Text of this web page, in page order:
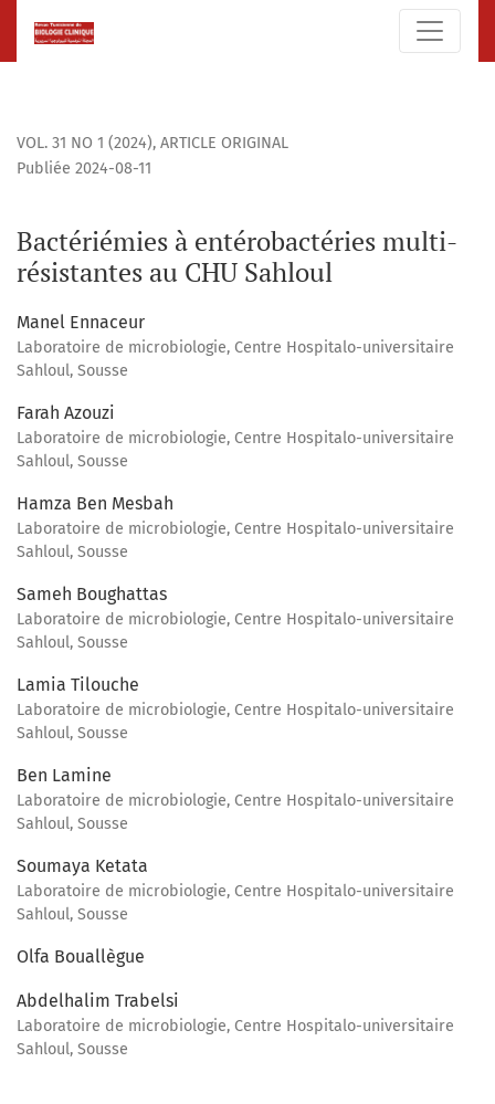
Bactériémies à entérobactéries multi-résistantes au CHU
VOL. 31 NO 1 (2024), ARTICLE ORIGINAL
Bactériémies à entérobactéries multi-
résistantes au CHU Sahloul
Publiée 2024-08-11
Manel Ennaceur
Laboratoire de microbiologie, Centre Hospitalo-universitaire
Sahloul, Sousse
Farah Azouzi
Laboratoire de microbiologie, Centre Hospitalo-universitaire
Sahloul, Sousse
Hamza Ben Mesbah
Laboratoire de microbiologie, Centre Hospitalo-universitaire
Sahloul, Sousse
Sameh Boughattas
Laboratoire de microbiologie, Centre Hospitalo-universitaire
Sahloul, Sousse
Lamia Tilouche
Laboratoire de microbiologie, Centre Hospitalo-universitaire
Sahloul, Sousse
Ben Lamine
Laboratoire de microbiologie, Centre Hospitalo-universitaire
Sahloul, Sousse
Soumaya Ketata
Laboratoire de microbiologie, Centre Hospitalo-universitaire
Sahloul, Sousse
Olfa Bouallègue
Abdelhalim Trabelsi
Laboratoire de microbiologie, Centre Hospitalo-universitaire
Sahloul, Sousse